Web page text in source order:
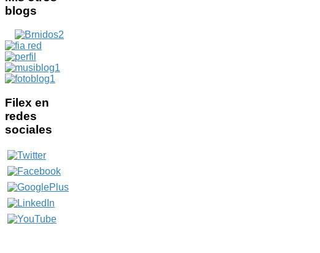
blogs
Filex en
redes
sociales